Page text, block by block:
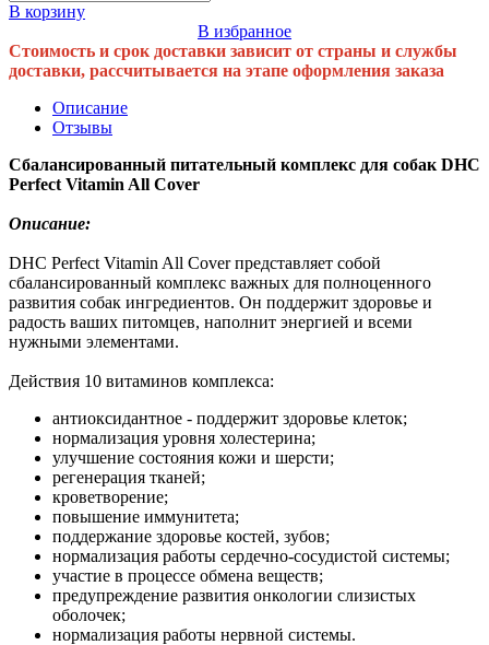
В корзину
В избранное
Стоимость и срок доставки зависит от страны и службы
доставки, рассчитывается на этапе оформления заказа
Описание
Отзывы
Сбалансированный питательный комплекс для собак DHC
Perfect Vitamin All Cover
Описание:
DHC Perfect Vitamin All Cover представляет собой
сбалансированный комплекс важных для полноценного
развития собак ингредиентов. Он поддержит здоровье и
радость ваших питомцев, наполнит энергией и всеми
нужными элементами.
Действия 10 витаминов комплекса:
антиоксидантное - поддержит здоровье клеток;
нормализация уровня холестерина;
улучшение состояния кожи и шерсти;
регенерация тканей;
кроветворение;
повышение иммунитета;
поддержание здоровье костей, зубов;
нормализация работы сердечно-сосудистой системы;
участие в процессе обмена веществ;
предупреждение развития онкологии слизистых
оболочек;
нормализация работы нервной системы.